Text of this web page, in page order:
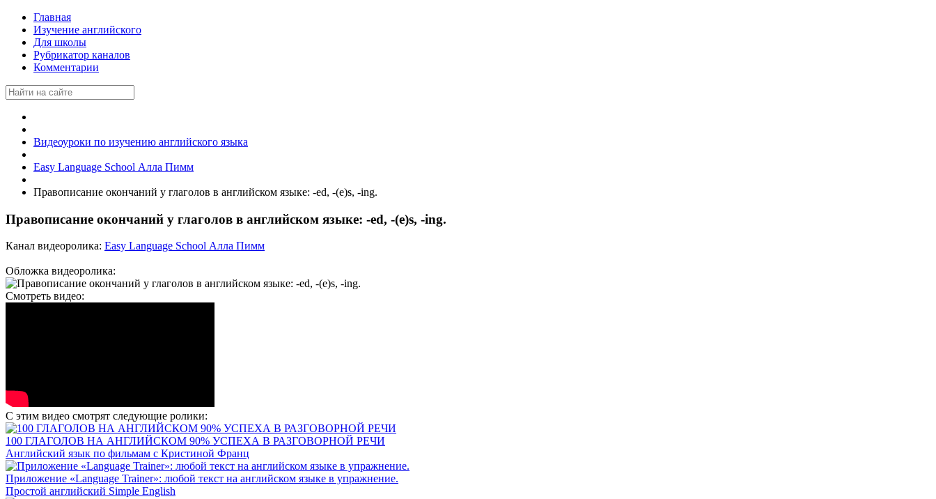
Главная
Изучение английского
Для школы
Рубрикатор каналов
Комментарии
Видеоуроки по изучению английского языка
Easy Language School Алла Пимм
Правописание окончаний у глаголов в английском языке: -ed, -(e)s, -ing.
Правописание окончаний у глаголов в английском языке: -ed, -(e)s, -ing.
Канал видеоролика: Easy Language School Алла Пимм
Обложка видеоролика:
Смотреть видео:
С этим видео смотрят следующие ролики:
100 ГЛАГОЛОВ НА АНГЛИЙСКОМ 90% УСПЕХА В РАЗГОВОРНОЙ РЕЧИ
Английский язык по фильмам с Кристиной Франц
Приложение «Language Trainer»: любой текст на английском языке в упражнение.
Простой английский Simple English